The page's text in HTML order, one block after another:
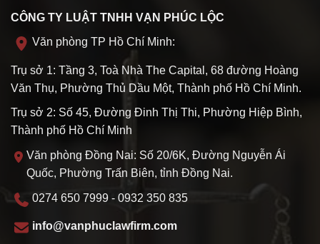
CÔNG TY LUẬT TNHH VẠN PHÚC LỘC
Văn phòng TP Hồ Chí Minh:
Trụ sở 1: Tầng 3, Toà Nhà The Capital, 68 đường Hoàng
Văn Thụ, Phường Thủ Dầu Một, Thành phố Hồ Chí Minh.
Trụ sở 2: Số 45, Đường Đinh Thị Thi, Phường Hiệp Bình,
Thành phố Hồ Chí Minh
Văn phòng Đồng Nai: Số 20/6K, Đường Nguyễn Ái
Quốc, Phường Trấn Biên, tỉnh Đồng Nai.
0274 650 7999 - 0932 350 835
info@vanphuclawfirm.com